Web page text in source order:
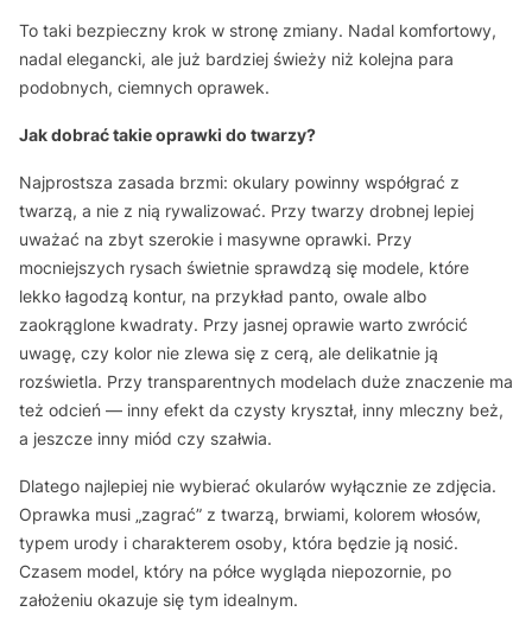
To taki bezpieczny krok w stronę zmiany. Nadal komfortowy,
nadal elegancki, ale już bardziej świeży niż kolejna para
podobnych, ciemnych oprawek.
Jak dobrać takie oprawki do twarzy?
Najprostsza zasada brzmi: okulary powinny współgrać z
twarzą, a nie z nią rywalizować. Przy twarzy drobnej lepiej
uważać na zbyt szerokie i masywne oprawki. Przy
mocniejszych rysach świetnie sprawdzą się modele, które
lekko łagodzą kontur, na przykład panto, owale albo
zaokrąglone kwadraty. Przy jasnej oprawie warto zwrócić
uwagę, czy kolor nie zlewa się z cerą, ale delikatnie ją
rozświetla. Przy transparentnych modelach duże znaczenie ma
też odcień — inny efekt da czysty kryształ, inny mleczny beż,
a jeszcze inny miód czy szałwia.
Dlatego najlepiej nie wybierać okularów wyłącznie ze zdjęcia.
Oprawka musi „zagrać” z twarzą, brwiami, kolorem włosów,
typem urody i charakterem osoby, która będzie ją nosić.
Czasem model, który na półce wygląda niepozornie, po
założeniu okazuje się tym idealnym.